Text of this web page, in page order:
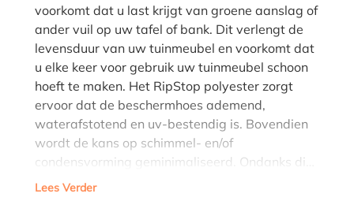
voorkomt dat u last krijgt van groene aanslag of
ander vuil op uw tafel of bank. Dit verlengt de
levensduur van uw tuinmeubel en voorkomt dat
u elke keer voor gebruik uw tuinmeubel schoon
hoeft te maken. Het RipStop polyester zorgt
ervoor dat de beschermhoes ademend,
waterafstotend en uv-bestendig is. Bovendien
wordt de kans op schimmel- en/of
condensvorming geminimaliseerd. Ondanks di…
Lees Verder